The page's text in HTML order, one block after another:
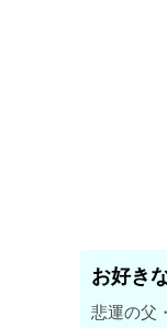
お好き
悲運の父